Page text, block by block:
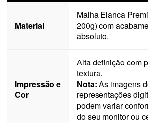
Material
Malha Elanca
200g) com
absoluto.
Impressão e
Cor
Alta definição com
textura.
Nota: As imagens
representações
podem variar
do seu monitor ou